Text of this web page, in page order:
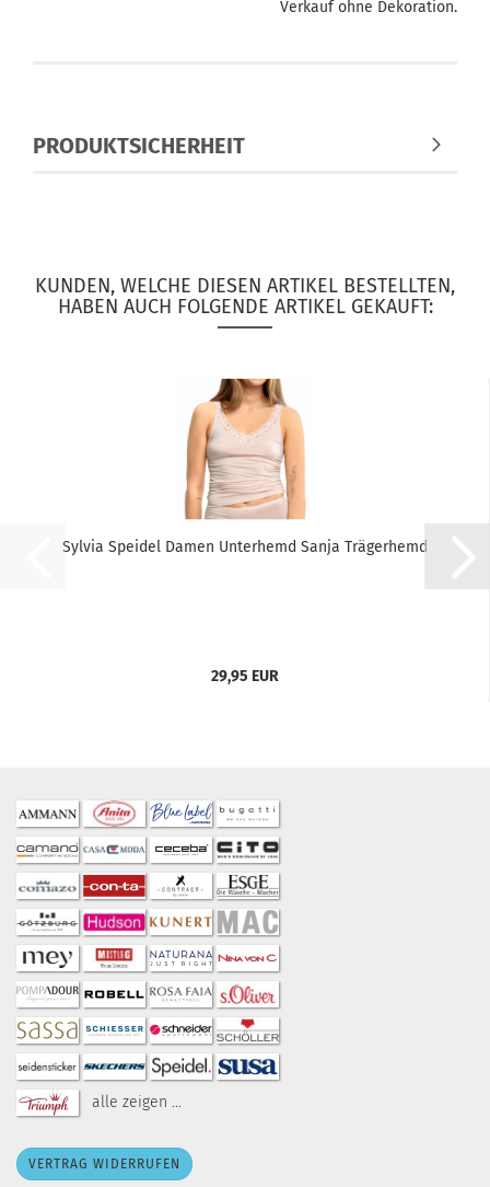
Verkauf ohne Dekoration.
PRODUKTSICHERHEIT
KUNDEN, WELCHE DIESEN ARTIKEL BESTELLTEN,
HABEN AUCH FOLGENDE ARTIKEL GEKAUFT:
Sylvia Speidel Damen Unterhemd Sanja Trägerhemd
29,95 EUR
alle zeigen ...
VERTRAG WIDERRUFEN